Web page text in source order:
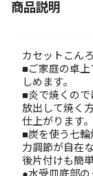
商品説明
カセットこん
■ご家庭の卓
しめます。
■炎で焼くの
放出して焼く
仕上がります。
■炭を使う七
力調節が自在
後片付けも簡単
●水受皿底部の